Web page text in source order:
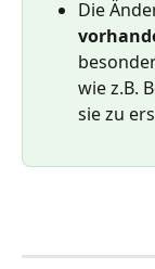
Die
wie z.B.
sie zu